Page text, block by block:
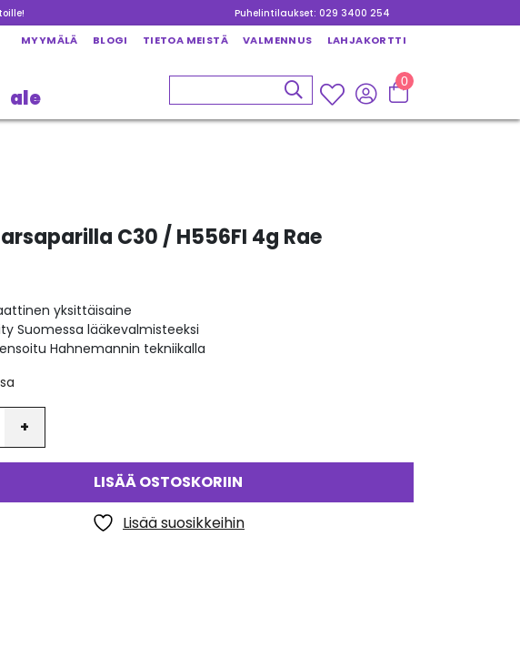
Puhelintilaukset: 029 3400 254
MYYMÄLÄ BLOGI TIETOA MEISTÄ VALMENNUS LAHJAKORTTI
ale
0
C30 / H556FI 4g Rae
yksittäisaine
Suomessa lääkevalmisteeksi
Hahnemannin tekniikalla
LISÄÄ OSTOSKORIIN
Lisää suosikkeihin